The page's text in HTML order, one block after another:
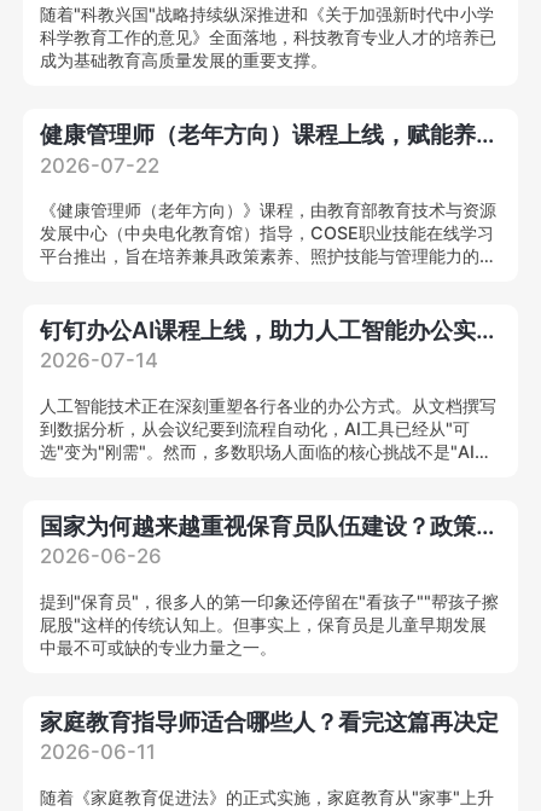
评审专家，中国体育教练
员杂志审稿专家。
随着"科教兴国"战略持续纵深推进和《关于加强新时代中小学
科学教育工作的意见》全面落地，科技教育专业人才的培养已
成为基础教育高质量发展的重要支撑。
健康管理师（老年方向）课程上线，赋能养老产业专业化提质升级！
2026-07-22
《健康管理师（老年方向）》课程，由教育部教育技术与资源
发展中心（中央电化教育馆）指导，COSE职业技能在线学习
平台推出，旨在培养兼具政策素养、照护技能与管理能力的复
钉钉办公AI课程上线，助力人工智能办公实战人才培养
2026-07-14
人工智能技术正在深刻重塑各行各业的办公方式。从文档撰写
到数据分析，从会议纪要到流程自动化，AI工具已经从"可
选"变为"刚需"。然而，多数职场人面临的核心挑战不是"AI能
国家为何越来越重视保育员队伍建设？政策解读来了
2026-06-26
提到"保育员"，很多人的第一印象还停留在"看孩子""帮孩子擦
屁股"这样的传统认知上。但事实上，保育员是儿童早期发展
中最不可或缺的专业力量之一。
家庭教育指导师适合哪些人？看完这篇再决定
2026-06-11
随着《家庭教育促进法》的正式实施，家庭教育从"家事"上升